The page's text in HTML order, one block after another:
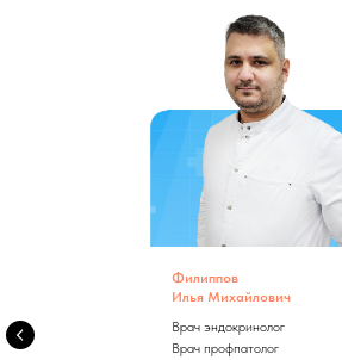
Филиппов
Илья Михайлович
Врач эндокринолог
Врач профпатолог